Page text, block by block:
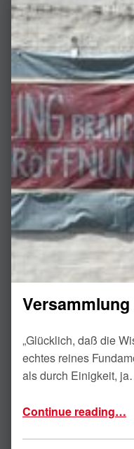
„Glücklich, daß die
echtes reines
als durch Einigkeit,
Continue reading…